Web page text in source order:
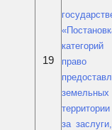
19
«
право
за